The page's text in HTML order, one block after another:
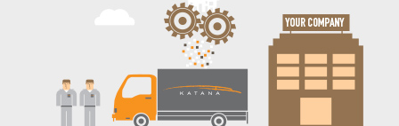
CONCETTO
FILOSOFIA E STORIA
AUDIT IN CONFIDENZIALITA